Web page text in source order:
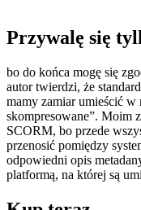
Przywalę się
bo do końca mogę się
autor twierdzi, że
mamy zamiar umieścić w
skompresowane”. Moim
SCORM, bo przede
przenosić pomiędzy
odpowiedni opis
platformą, na której są